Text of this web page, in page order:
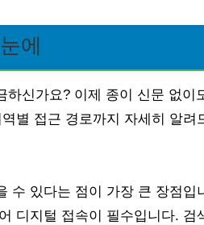
에
신가요? 이제 종이 신문 없이
별 접근 경로까지 자세히 알려
수 있다는 점이 가장 큰 장점입
디지털 접속이 필수입니다. 검